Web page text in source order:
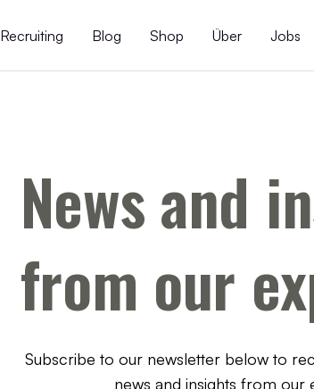
Recruiting Blog Shop Über Jobs
News and
from our
Subscribe to our newsletter below to
news and insights from our